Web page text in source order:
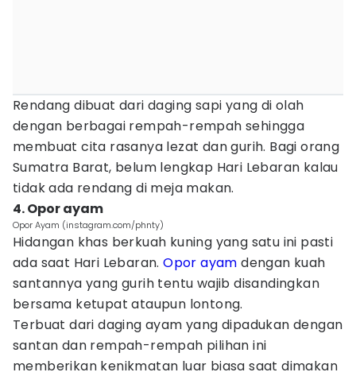
Rendang dibuat dari daging sapi yang di olah
dengan berbagai rempah-rempah sehingga
membuat cita rasanya lezat dan gurih. Bagi orang
Sumatra Barat, belum lengkap Hari Lebaran kalau
tidak ada rendang di meja makan.
4. Opor ayam
Opor Ayam (instagram.com/phnty)
Hidangan khas berkuah kuning yang satu ini pasti
ada saat Hari Lebaran.Opor ayam dengan kuah
santannya yang gurih tentu wajib disandingkan
bersama ketupat ataupun lontong.
Terbuat dari daging ayam yang dipadukan dengan
santan dan rempah-rempah pilihan ini
memberikan kenikmatan luar biasa saat dimakan